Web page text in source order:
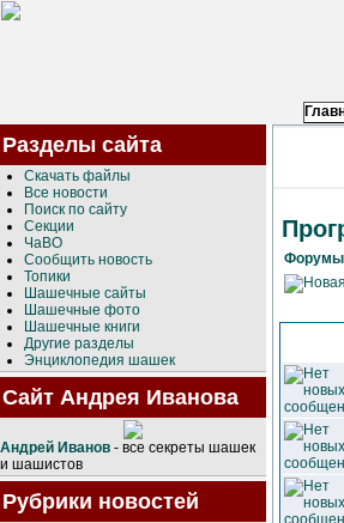
Разделы сайта
Скачать файлы
Все новости
Поиск по сайту
Секции
ЧаВО
Сообщить новость
Топики
Шашечные сайты
Шашечные фото
Шашечные книги
Другие разделы
Энциклопедия шашек
Сайт Андрея Иванова
Андрей Иванов - все секреты шашек
и шашистов
Рубрики новостей
Форумы